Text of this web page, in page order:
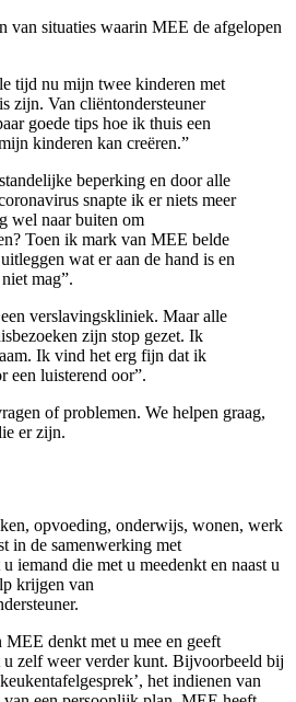
van situaties waarin MEE de afgelopen
tijd nu mijn twee kinderen met
zijn. Van cliëntondersteuner
goede tips hoe ik thuis een
kinderen kan creëren.”
beperking en door alle
snapte ik er niets meer
wel naar buiten om
Toen ik mark van MEE belde
wat er aan de hand is en
mag”.
verslavingskliniek. Maar alle
zijn stop gezet. Ik
Ik vind het erg fijn dat ik
een luisterend oor”.
of problemen. We helpen graag,
er zijn.
opvoeding, onderwijs, wonen, werk
in de samenwerking met
iemand die met u meedenkt en naast u
krijgen van
MEE denkt met u mee en geeft
u zelf weer verder kunt. Bijvoorbeeld bij
het indienen van